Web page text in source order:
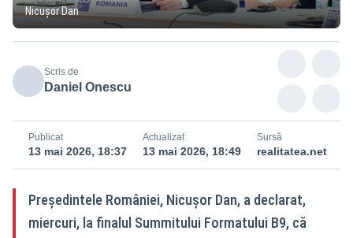
Nicușor Dan
Scris de
Daniel Onescu
Publicat
13 mai 2026, 18:37
Actualizat
13 mai 2026, 18:49
Sursă
realitatea.net
Preşedintele României, Nicuşor Dan, a declarat,
miercuri, la finalul Summitului Formatului B9, că